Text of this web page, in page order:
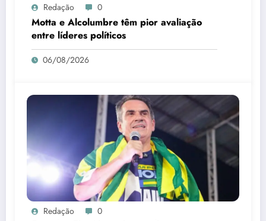
Redação 0
Motta e Alcolumbre têm pior avaliação
entre líderes políticos
06/08/2026
Redação 0